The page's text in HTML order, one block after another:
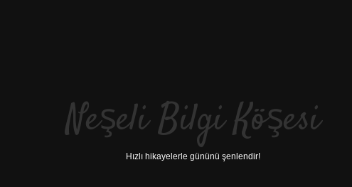
Neşeli Bilgi Köşesi
Hızlı hikayelerle gününü şenlendir!